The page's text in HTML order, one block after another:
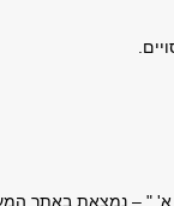
א' " – נמצאת באתר